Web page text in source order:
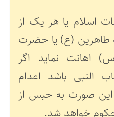
اسلام یا هر یک از
طاهرین (ع) یا حضرت
اهانت نماید اگر
باشد اعدام
صورت به حبس از
خواهد شد.